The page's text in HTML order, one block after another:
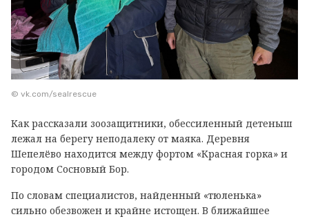
© vk.com/sealrescue
Как рассказали зоозащитники, обессиленный детеныш
лежал на берегу неподалеку от маяка. Деревня
Шепелёво находится между фортом «Красная горка» и
городом Сосновый Бор.
По словам специалистов, найденный «тюленька»
сильно обезвожен и крайне истощен. В ближайшее